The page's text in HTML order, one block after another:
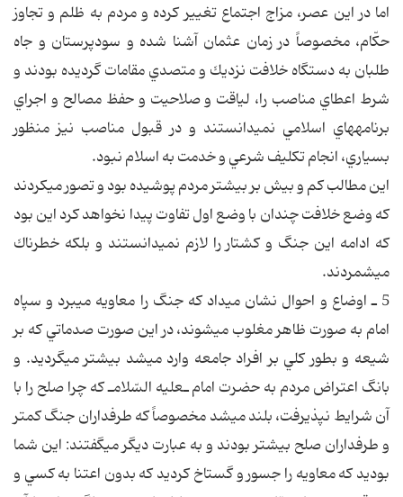
اما در اين عصر، مزاج اجتماع تغيير كرده و مردم به ظلم و تجاوز
حكّام، مخصوصاً در زمان عثمان آشنا شده و سودپرستان و جاه
طلبان به دستگاه خلافت نزديك و متصدي مقامات گرديده بودند و
شرط اعطاي مناصب را، لياقت و صلاحيت و حفظ مصالح و اجراي
برنامه‎هاي اسلامي نمي‎دانستند و در قبول مناصب نيز منظور
بسياري، انجام تكليف شرعي و خدمت به اسلام نبود.
اين مطالب كم و بيش بر بيشتر مردم پوشيده بود و تصور مي‎كردند
كه وضع خلافت چندان با وضع اول تفاوت پيدا نخواهد كرد اين بود
كه ادامه اين جنگ و كشتار را لازم نمي‎دانستند و بلكه خطرناك
مي‎شمردند.
5 ـ اوضاع و احوال نشان مي‎داد كه جنگ را معاويه مي‎برد و سپاه
امام به صورت ظاهر مغلوب مي‎شوند، در اين صورت صدماتي كه بر
شيعه و بطور كلي بر افراد جامعه وارد مي‎شد بيشتر مي‎گرديد. و
بانگ اعتراض مردم به حضرت امام ـ‎عليه السّلام‎ـ كه چرا صلح را با
آن شرايط نپذيرفت، بلند مي‎شد مخصوصاً كه طرفداران جنگ كمتر
و طرفداران صلح بيشتر بودند و به عبارت ديگر مي‎گفتند: اين شما
بوديد كه معاويه را جسور و گستاخ كرديد كه بدون اعتنا به كسي و